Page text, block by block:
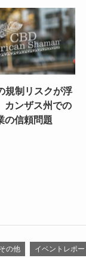
規制リスクが浮
カンザス州での
の信頼問題
その他 イベントレポ